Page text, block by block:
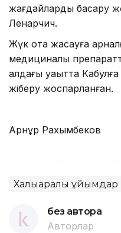
жағдайларды басқару
Ленарчич.
Жүк ота жасауға
медициналық
алдағы уақытта
жіберу жоспарланған.
Арнұр Рахымбеков
Халықаралық ұйымдар
без автора
Авторлар